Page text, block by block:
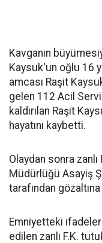
Kavganın
Kaysuk'un oğlu 16
amcası Raşit
gelen 112 Acil
kaldırılan Raşit
hayatını kaybetti.
Olaydan sonra
Müdürlüğü Asayiş
tarafından gözaltına
Emniyetteki
edilen zanlı F.K.